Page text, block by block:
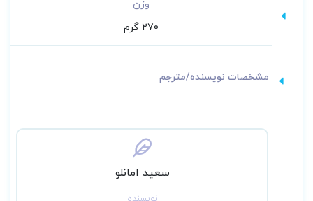
وزن
270 گرم
مشخصات نویسنده/مترجم
سعید امانلو
نویسنده